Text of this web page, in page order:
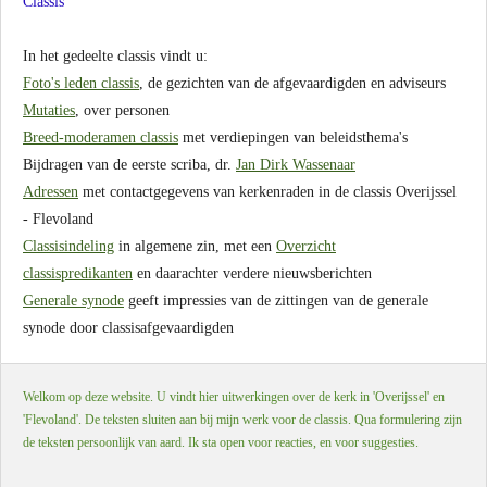
In het gedeelte classis vindt u:
Foto's leden classis, de gezichten van de afgevaardigden en adviseurs
Mutaties, over personen
Breed-moderamen classis met verdiepingen van beleidsthema's
Bijdragen van de eerste scriba, dr. Jan Dirk Wassenaar
Adressen met contactgegevens van kerkenraden in de classis Overijssel
- Flevoland
Classisindeling in algemene zin, met een Overzicht
classispredikanten en daarachter verdere nieuwsberichten
Generale synode geeft impressies van de zittingen van de generale
synode door classisafgevaardigden
Welkom op deze website. U vindt hier uitwerkingen over de kerk in 'Overijssel' en
'Flevoland'. De teksten sluiten aan bij mijn werk voor de classis. Qua formulering zijn
de teksten persoonlijk van aard. Ik sta open voor reacties, en voor suggesties.